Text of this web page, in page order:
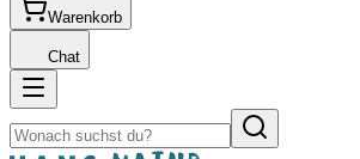
Warenkorb
Chat